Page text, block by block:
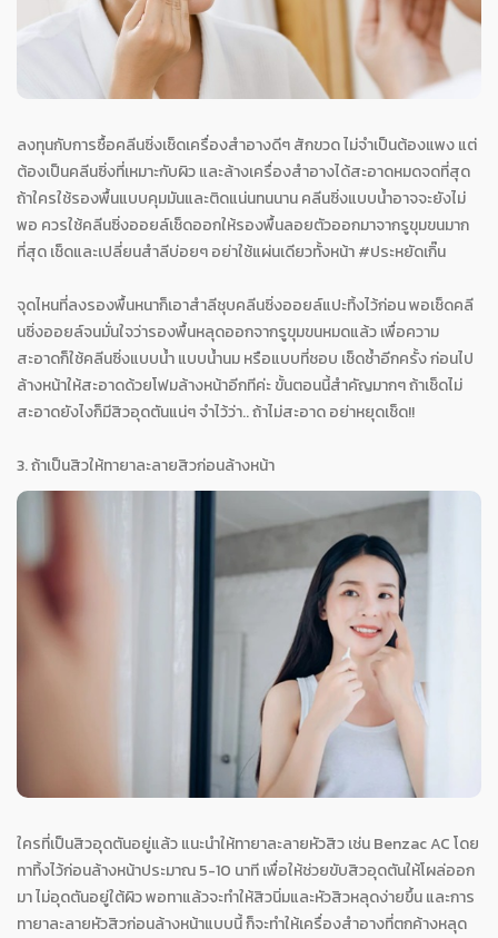
ลงทุนกับการซื้อคลีนซิ่งเช็ดเครื่องสำอางดีๆ สักขวด ไม่จำเป็นต้องแพง แต่
ต้องเป็นคลีนซิ่งที่เหมาะกับผิว และล้างเครื่องสำอางได้สะอาดหมดจดที่สุด
ถ้าใครใช้รองพื้นแบบคุมมันและติดแน่นทนนาน คลีนซิ่งแบบน้ำอาจจะยังไม่
พอ ควรใช้คลีนซิ่งออยล์เช็ดออกให้รองพื้นลอยตัวออกมาจากรูขุมขนมาก
ที่สุด เช็ดและเปลี่ยนสำลีบ่อยๆ อย่าใช้แผ่นเดียวทั้งหน้า #ประหยัดเกิ๊น
จุดไหนที่ลงรองพื้นหนาก็เอาสำลีชุบคลีนซิ่งออยล์แปะทิ้งไว้ก่อน พอเช็ดคลี
นซิ่งออยล์จนมั่นใจว่ารองพื้นหลุดออกจากรูขุมขนหมดแล้ว เพื่อความ
สะอาดก็ใช้คลีนซิ่งแบบน้ำ แบบน้ำนม หรือแบบที่ชอบ เช็ดซ้ำอีกครั้ง ก่อนไป
ล้างหน้าให้สะอาดด้วยโฟมล้างหน้าอีกทีค่ะ ขั้นตอนนี้สำคัญมากๆ ถ้าเช็ดไม่
สะอาดยังไงก็มีสิวอุดตันแน่ๆ จำไว้ว่า.. ถ้าไม่สะอาด อย่าหยุดเช็ด!!
3. ถ้าเป็นสิวให้ทายาละลายสิวก่อนล้างหน้า
ใครที่เป็นสิวอุดตันอยู่แล้ว แนะนำให้ทายาละลายหัวสิว เช่น Benzac AC โดย
ทาทิ้งไว้ก่อนล้างหน้าประมาณ 5-10 นาที เพื่อให้ช่วยขับสิวอุดตันให้โผล่ออก
มา ไม่อุดตันอยู่ใต้ผิว พอทาแล้วจะทำให้สิวนิ่มและหัวสิวหลุดง่ายขึ้น และการ
ทายาละลายหัวสิวก่อนล้างหน้าแบบนี้ ก็จะทำให้เครื่องสำอางที่ตกค้างหลุด